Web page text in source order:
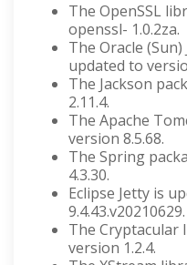
The OpenSSL
openssl- 1.0.2za.
The Oracle (Sun)
updated to
The Jackson
2.11.4.
The Apache
version 8.5.68.
The Spring
4.3.30.
Eclipse Jetty is
9.4.43.v20210629.
The Cryptacular
version 1.2.4.